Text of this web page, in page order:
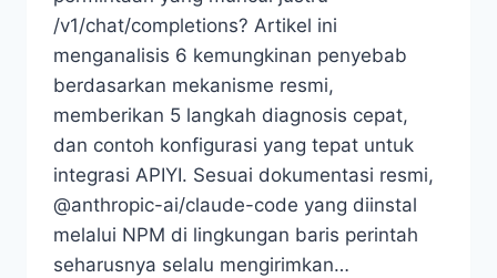
/v1/chat/completions? Artikel ini
menganalisis 6 kemungkinan penyebab
berdasarkan mekanisme resmi,
memberikan 5 langkah diagnosis cepat,
dan contoh konfigurasi yang tepat untuk
integrasi APIYI. Sesuai dokumentasi resmi,
@anthropic-ai/claude-code yang diinstal
melalui NPM di lingkungan baris perintah
seharusnya selalu mengirimkan…